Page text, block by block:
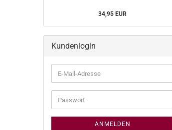
34,95 EUR
Kundenlogin
E-
Mail-
Adresse
Passwort
ANMELDEN